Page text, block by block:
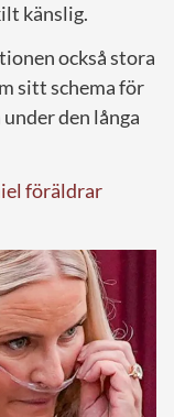
känslig.
också stora
sitt schema för
den långa
föräldrar